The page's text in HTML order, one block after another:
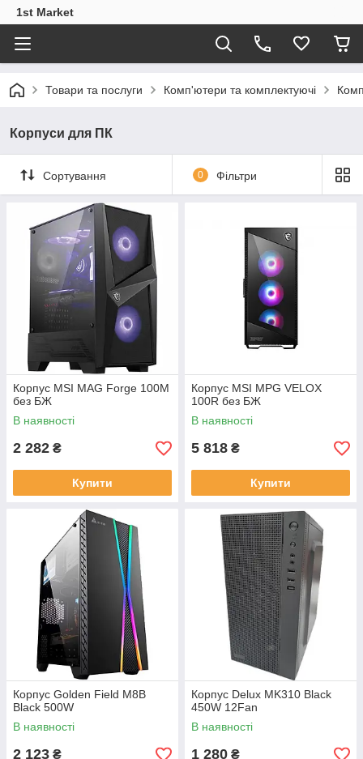
1st Market
Товари та послуги Комп'ютери та комплектуючі
Корпуси для ПК
Сортування 0 Фільтри
Корпус MSI MAG Forge 100M
без БЖ
В наявності
2 282 ₴
Купити
Корпус MSI MPG VELOX
100R без БЖ
В наявності
5 818 ₴
Купити
Корпус Golden Field M8B
Black 500W
В наявності
2 123 ₴
Корпус Delux MK310 Black
450W 12Fan
В наявності
1 280 ₴